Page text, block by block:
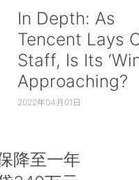
In Depth: As
Tencent Lays
Staff, Is Its
Approaching?
2022年04月01日
降至一年